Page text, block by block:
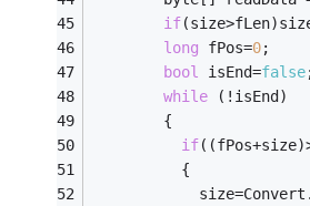
if
long fPos=0;
bool
isEnd=false
while (!isEnd)
        {
if
          {